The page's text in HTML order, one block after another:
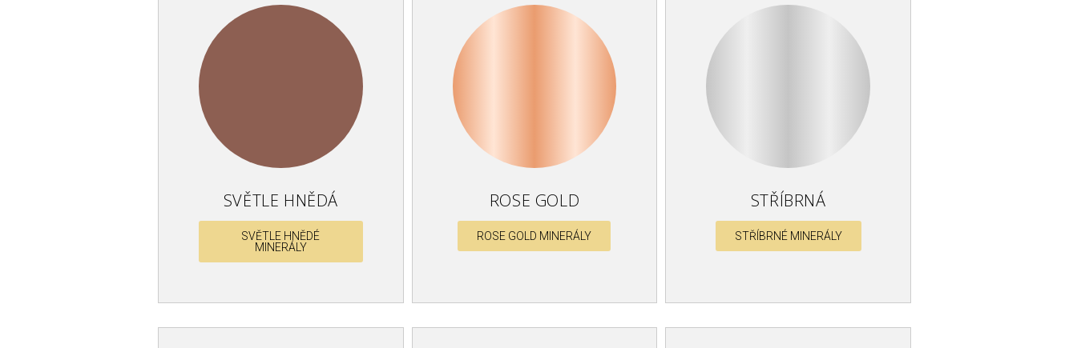
SVĚTLE HNĚDÁ
SVĚTLE HNĚDÉ
MINERÁLY
ROSE GOLD
ROSE GOLD MINERÁLY
STŘÍBRNÁ
STŘÍBRNÉ MINERÁLY